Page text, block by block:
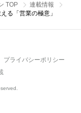
TOP
連載情報
る「営業の極意」
プライバシーポリシー